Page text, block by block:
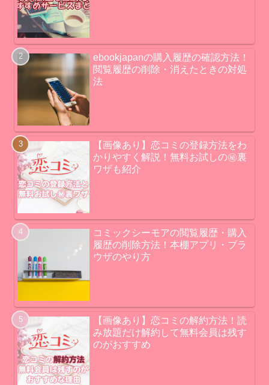
ebookjapanの購入履歴の確認方法！
閲覧履歴の削除・消えたときの対処
法
【画像あり】恋コミの登録方法をわ
かりやすく解説！無料お試しの㊙裏
ワザも紹介
コミックシーモアの閲覧履歴・購入
履歴の削除方法！本棚アプリ・ブラ
ウザのやり方
【画像あり】恋コミの解約方法！読
み放題だけ解約して無料会員は残す
のがおすすめ